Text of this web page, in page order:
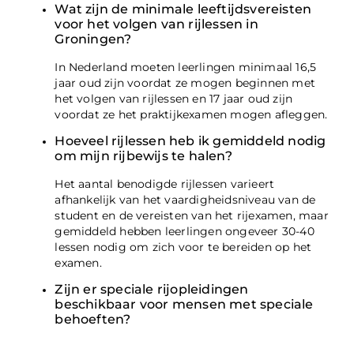
Wat zijn de minimale leeftijdsvereisten
voor het volgen van rijlessen in
Groningen?
In Nederland moeten leerlingen minimaal 16,5
jaar oud zijn voordat ze mogen beginnen met
het volgen van rijlessen en 17 jaar oud zijn
voordat ze het praktijkexamen mogen afleggen.
Hoeveel rijlessen heb ik gemiddeld nodig
om mijn rijbewijs te halen?
Het aantal benodigde rijlessen varieert
afhankelijk van het vaardigheidsniveau van de
student en de vereisten van het rijexamen, maar
gemiddeld hebben leerlingen ongeveer 30-40
lessen nodig om zich voor te bereiden op het
examen.
Zijn er speciale rijopleidingen
beschikbaar voor mensen met speciale
behoeften?